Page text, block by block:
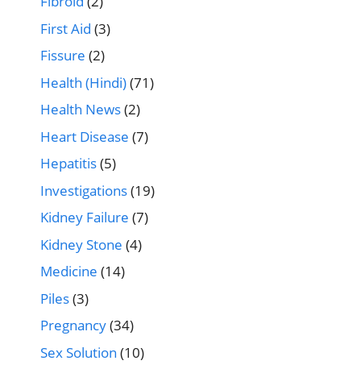
First Aid (3)
Fissure (2)
Health (Hindi)(71)
Health News(2)
Heart Disease (7)
Hepatitis(5)
Investigations(19)
Kidney Failure (7)
Kidney Stone (4)
Medicine (14)
Piles(3)
Pregnancy(34)
Sex Solution (10)